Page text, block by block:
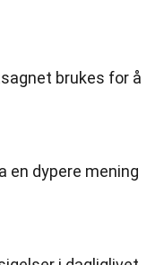
brukes for å
en dypere mening